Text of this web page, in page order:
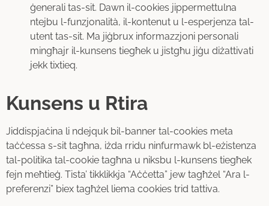
ġenerali tas-sit. Dawn il-cookies jippermettulna
ntejbu l-funzjonalità, il-kontenut u l-esperjenza tal-
utent tas-sit. Ma jiġbrux informazzjoni personali
mingħajr il-kunsens tiegħek u jistgħu jiġu diżattivati
jekk tixtieq.
Kunsens u Rtira
Jiddispjaċina li ndejquk bil-banner tal-cookies meta
taċċessa s-sit tagħna, iżda rridu ninfurmawk bl-eżistenza
tal-politika tal-cookie tagħna u niksbu l-kunsens tiegħek
fejn meħtieġ. Tista’ tikklikkja “Aċċetta” jew tagħżel “Ara l-
preferenzi” biex tagħżel liema cookies trid tattiva.